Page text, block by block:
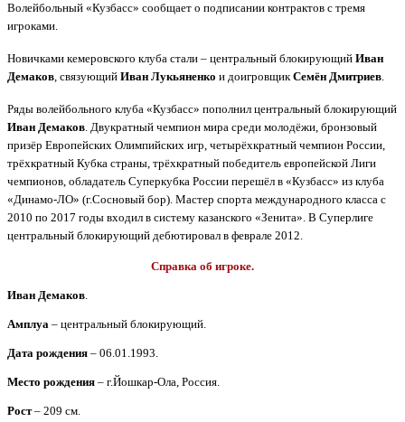
Волейбольный «Кузбасс» сообщает о подписании контрактов с тремя
игроками.
Новичками кемеровского клуба стали – центральный блокирующий Иван
Демаков, связующий Иван Лукьяненко и доигровщикСемён Дмитриев.
Ряды волейбольного клуба «Кузбасс» пополнил центральный блокирующий
Иван Демаков. Двукратный чемпион мира среди молодёжи, бронзовый
призёр Европейских Олимпийских игр, четырёхкратный чемпион России,
трёхкратный Кубка страны, трёхкратный победитель европейской Лиги
чемпионов, обладатель Суперкубка России перешёл в «Кузбасс» из клуба
«Динамо-ЛО» (г.Сосновый бор). Мастер спорта международного класса с
2010 по 2017 годы входил в систему казанского «Зенита». В Суперлиге
центральный блокирующий дебютировал в феврале 2012.
Справка об игроке.
Иван Демаков.
Амплуа – центральный блокирующий.
Дата рождения – 06.01.1993.
Место рождения – г.Йошкар-Ола, Россия.
Рост– 209 см.